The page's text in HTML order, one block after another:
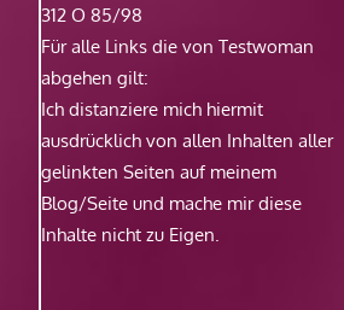
312 O 85/98
Für alle Links die von Testwoman
abgehen gilt:
Ich distanziere mich hiermit
ausdrücklich von allen Inhalten aller
gelinkten Seiten auf meinem
Blog/Seite und mache mir diese
Inhalte nicht zu Eigen.